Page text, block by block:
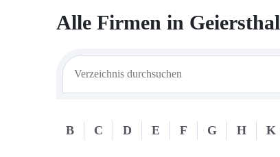
Alle Firmen in Geiersthal
B C D E F G H K